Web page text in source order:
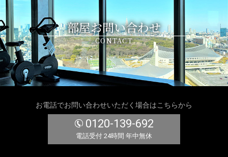
部屋お問い合わせ
CONTACT
お電話でお問い合わせいただく場合はこちらから
0120-139-692
電話受付 24時間 年中無休